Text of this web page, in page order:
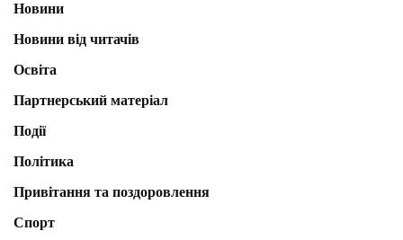
Новини
Новини від читачів
Освіта
Партнерський матеріал
Події
Політика
Привітання та поздоровлення
Спорт